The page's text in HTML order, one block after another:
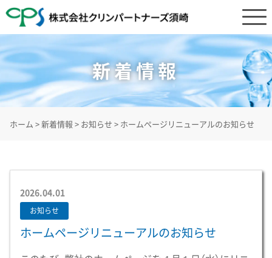
新着情報
ホーム >新着情報 > お知らせ > ホームページリニューアルのお知らせ
2026.04.01
お知らせ
ホームページリニューアルのお知らせ